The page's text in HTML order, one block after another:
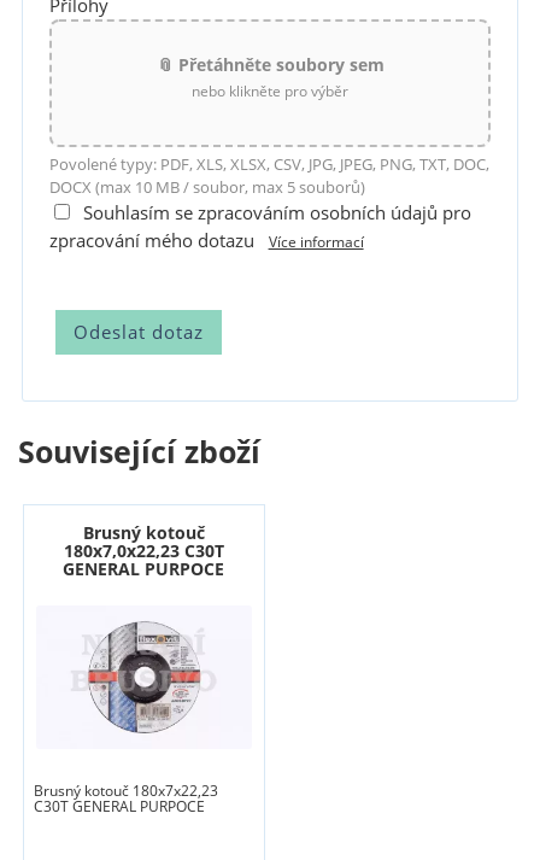
Přílohy
📎 Přetáhněte soubory sem
nebo klikněte pro výběr
Povolené typy: PDF, XLS, XLSX, CSV, JPG, JPEG, PNG, TXT, DOC,
DOCX (max 10 MB / soubor, max 5 souborů)
Souhlasím se zpracováním osobních údajů pro
zpracování mého dotazu
Více informací
Související zboží
Brusný kotouč
180x7,0x22,23 C30T
GENERAL PURPOCE
Brusný kotouč 180x7x22,23
C30T GENERAL PURPOCE